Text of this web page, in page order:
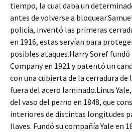
tiempo, la cual daba un
antes de volverse a
policía, inventó las primeras
en 1916, estas servían para
posibles ataques.Harry Soref
Company en 1921 y patentó un
con una cubierta de la cerradura
fuera del acero laminado.Linus
del vaso del perno en 1848, que
interiores de distintas longitudes
llaves. Fundó su compañía Yale en